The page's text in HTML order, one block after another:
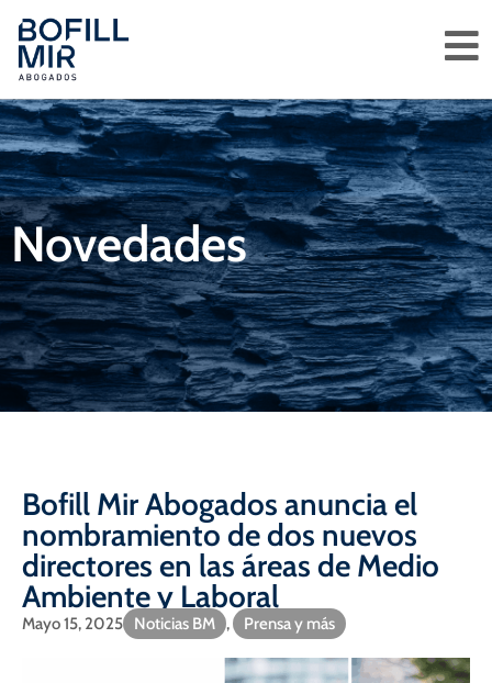
Novedades
Bofill Mir Abogados anuncia el
nombramiento de dos nuevos
directores en las áreas de Medio
Ambiente y Laboral
Mayo 15, 2025 Noticias BM , Prensa y más